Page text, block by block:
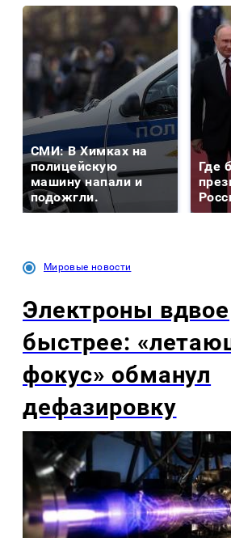
СМИ: В Химках на
полицейскую
машину напали и
подожгли.
Где
Мировые новости
Электроны вдвое
быстрее:
фокус» обманул
дефазировку